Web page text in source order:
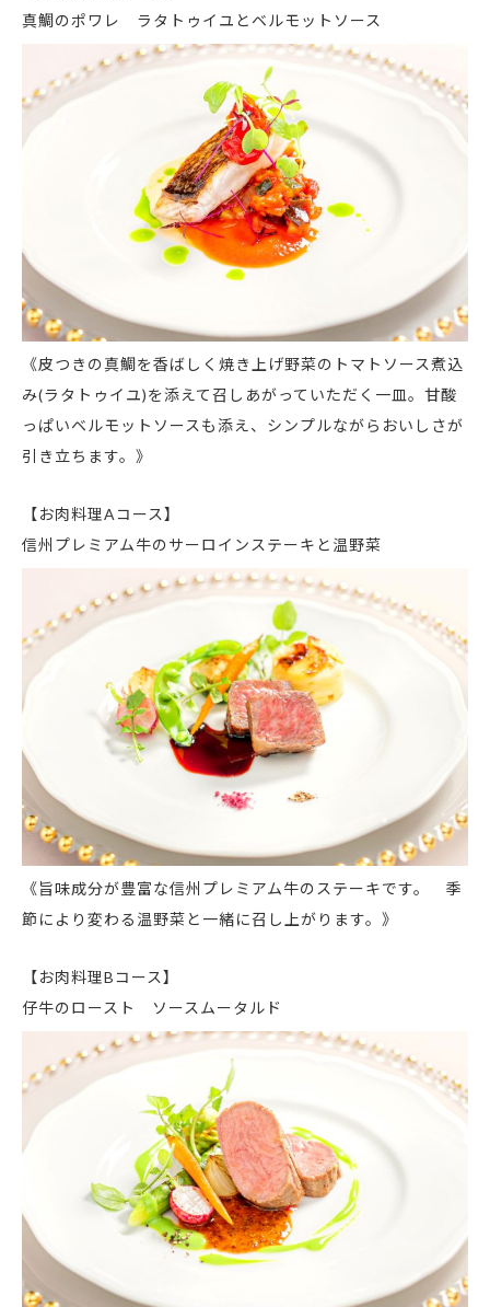
真鯛のポワレ ラタトゥイユとベルモットソース
《皮つきの真鯛を香ばしく焼き上げ野菜のトマトソース煮込
み(ラタトゥイユ)を添えて召しあがっていただく一皿。甘酸
っぱいベルモットソースも添え、シンプルながらおいしさが
引き立ちます。》
【お肉料理Aコース】
信州プレミアム牛のサーロインステーキと温野菜
《旨味成分が豊富な信州プレミアム牛のステーキです。 季
節により変わる温野菜と一緒に召し上がります。》
【お肉料理Bコース】
仔牛のロースト ソースムータルド